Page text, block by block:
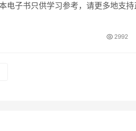
电子书只供学习参考，请更多地支持
南国故事-福克纳
2992